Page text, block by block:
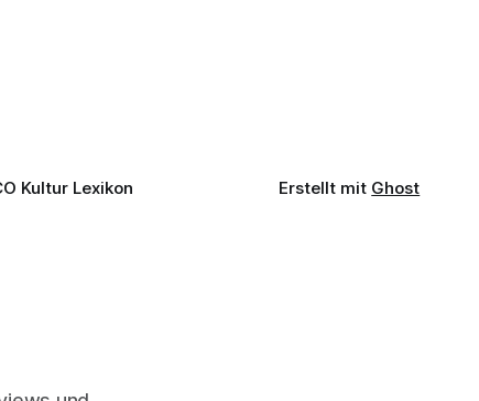
Kultur Lexikon Erstellt mit Ghost